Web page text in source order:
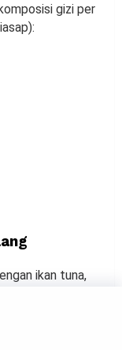
gizi per
ikan tuna,